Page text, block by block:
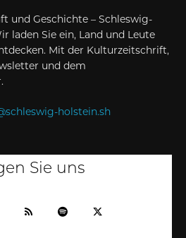
und Geschichte – Schleswig-
laden Sie ein, Land und Leute
Mit der Kulturzeitschrift,
und dem
holstein.sh
Sie uns